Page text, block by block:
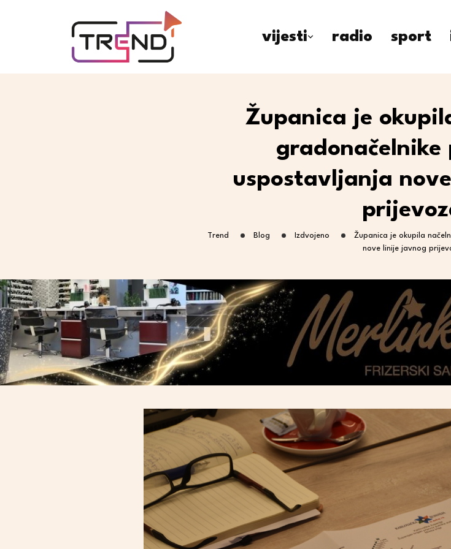
vijesti radio sport
Županica je
gradonačelnike
uspostavljanja
Trend Blog Izdvojeno
Županica je okupila
nove linije javnog